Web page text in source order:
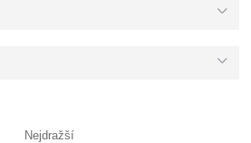
Nejdražší